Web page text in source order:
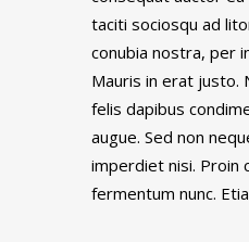
taciti sociosqu ad
conubia nostra, per
Mauris in erat justo.
felis dapibus
augue. Sed non
imperdiet nisi. Proin
fermentum nunc.